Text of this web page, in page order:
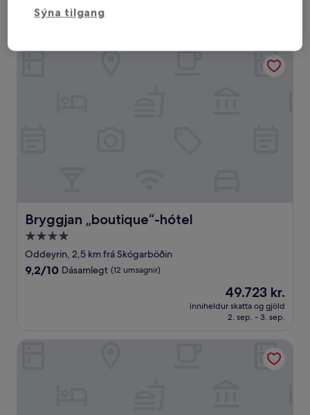
gististaður
Skógarböðin í 2,7 km fjarlægð
8.2
8,2/10 Mjög gott
Bryggjan „boutique“-hótel
Bryggjan „boutique“-hótel
4.0
stjörnu
gististaður
Oddeyrin, 2,5 km frá Skógarböðin
9.2
9,2/10 Dásamlegt (12 umsagnir)
Verðið
er
49.723 kr.
49.723 kr.
inniheldur skatta og gjöld
2. sep. - 3. sep.
Bryggjan „boutique“-hótel
Sýna tilgang